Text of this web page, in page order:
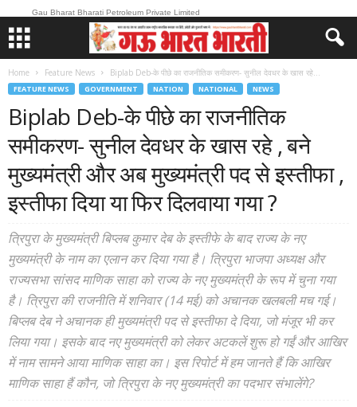
Gau Bharat Bharati Petroleum Private Limited
Home Feature News Biplab Deb-के पीछे का राजनीतिक समीकरण- सुनील देवधर के खास रहे...
FEATURE NEWS GOVERNMENT NATION NATIONAL NEWS
Biplab Deb-के पीछे का राजनीतिक
समीकरण- सुनील देवधर के खास रहे , बने
मुख्यमंत्री और अब मुख्यमंत्री पद से इस्तीफा ,
इस्तीफा दिया या फिर दिलवाया गया ?
त्रिपुरा के मुख्यमंत्री बिप्लब कुमार देब के इस्तीफे के बाद राज्य के नए
मुख्यमंत्री के नाम का एलान कर दिया गया है। त्रिपुरा भाजपा अध्यक्ष और
राज्यसभा सांसद माणिक साहा को राज्य के नए मुख्यमंत्री के रूप में चुना गया
है। त्रिपुरा की राजनीति में शनिवार (14 मई) को अचानक खलबली मच गई।
बिप्लब देब ने अचानक ही मुख्यमंत्री पद से इस्तीफा दे दिया, जो मंजूर भी कर
लिया गया। इसके बाद नए मुख्यमंत्री को लेकर अटकलें शुरू हो गईं और आखिर
में नाम सामने आया माणिक साहा का। इस रिपोर्ट में हम जानते हैं कि आखिर
माणिक साहा हैं कौन, जो त्रिपुरा के नए मुख्यमंत्री का पदभार संभालेंगे?